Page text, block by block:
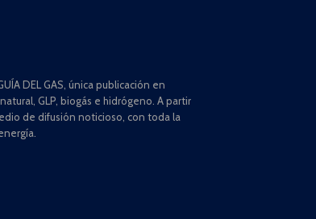
DEL GAS, única publicación en
GLP, biogás e hidrógeno. A partir
de difusión noticioso, con toda la